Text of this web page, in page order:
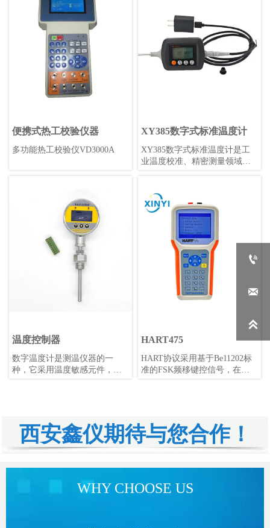
在-40℃~85℃的工业环境中使
用。具有标准赫斯曼形状，高
精度0.1%，采样率可调，是工
业应用的理想选择。
号。阀门则用于控制流体的流
量和压力等参数。变送器阀组
通常应用于工业自动化领域，
例如石化、电力、制药等行
便携式热工校验仪器
多功能热工校验仪VD3000A
XY385数字式标准温度计
XY385数字式标准温度计是工
业温度校准、精密测量领域的
池供电(无需更换电池)续航持
久，携带方便，读数直观，坚
固耐用。不仅可以在实验室作
为温度标准，更可以在工业现
场提供可靠、准确、高精度的
温度测量。
温度控制器
数字温度计是测温仪器的一
种，它采用温度敏感元件，如
数转换电路即AD转换电路将模
拟信号转换为数字信号，再由
处理单元如单片机或PC机等进
确度高、稳定性好、适用范围
广等优点，广泛应用于各类工
HART475
HART协议采用基于Be11202标
准的FSK频移键控信号，在低
西安鑫仪期待与您合作！
WHY CHOOSE US


